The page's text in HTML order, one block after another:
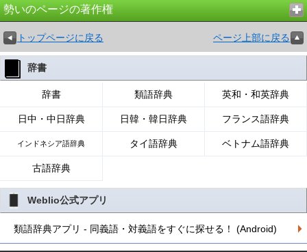
勢いのページの著作権
トップページに戻る ページ上部に戻る
辞書
辞書 類語辞典 英和・和英辞典
日中・中日辞典 日韓・韓日辞典 フランス語辞典
インドネシア語辞典 タイ語辞典 ベトナム語辞典
古語辞典
Weblio公式アプリ
類語辞典アプリ - 同義語・対義語をすぐに探せる！ (Android)